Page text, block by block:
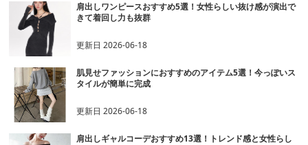
肩出しワンピースおすすめ5選！女性らしい抜け感が演出で
きて着回し力も抜群
更新日2026-06-18
肌見せファッションにおすすめのアイテム5選！今っぽいス
タイルが簡単に完成
更新日2026-06-18
肩出しギャルコーデおすすめ13選！トレンド感と女性らし